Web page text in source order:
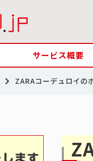
サービス概要
ZARAコーデュロイの